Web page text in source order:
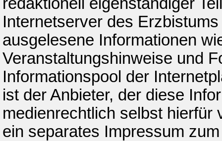
Internetserver des
ausgelesene Informationen
Veranstaltungshinweise und
Informationspool der
ist der Anbieter, der diese
medienrechtlich selbst hierfür
ein separates Impressum